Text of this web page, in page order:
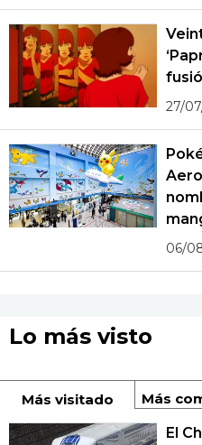
27/
06/
Lo más visto
Más visitado Más
El